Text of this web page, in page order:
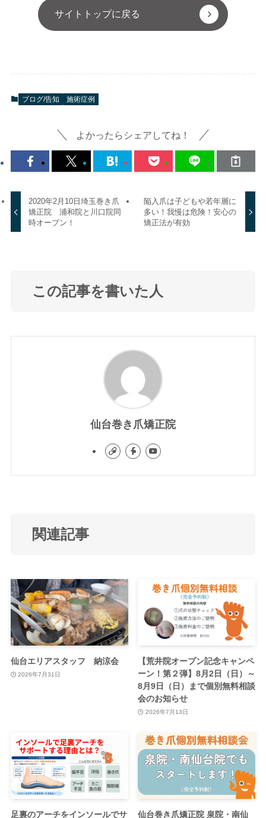
サイトトップに戻る
ブログ/告知 施術症例
よかったらシェアしてね！
2020年2月10日埼玉巻き爪
矯正院 浦和院と川口院同
時オープン！
陥入爪は子どもや若年層に
多い！我慢は危険！安心の
矯正法が有効
この記事を書いた人
仙台巻き爪矯正院
関連記事
仙台エリアスタッフ 納涼会
2026年7月31日
【荒井院オープン記念キャンペ
ーン！第２弾】8月2日（日）～
8月9日（日）まで個別無料相談
会のお知らせ
2026年7月13日
足裏のアーチをインソールでサ 仙台巻き爪矯正院 泉院・南仙